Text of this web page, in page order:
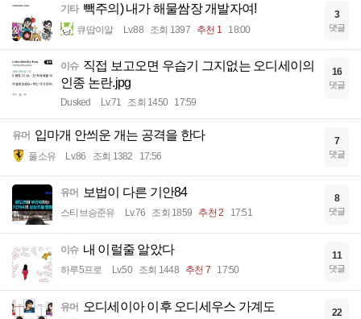
기타 빽주의) 내가 해물쌈장 개발자여!
큐땁이알 Lv.88 조회 1397 추천 1 18:00
3
댓글
이슈 직접 보고오면 우습기 그지없는 오디세이의
인종 논란.jpg
Dusked Lv.71 조회 1450 17:59
16
댓글
유머 입마개 안씌운 개는 공격을 한다
풀소유 Lv.86 조회 1382 17:56
7
댓글
유머 보법이 다른 기안84
스티브승준유 Lv.76 조회 1859 추천 2 17:51
8
댓글
이슈 내 이럴줄 알았다
하루5프로 Lv.50 조회 1448 추천 7 17:50
11
댓글
유머 오디세이아 이후 오디세우스 가계도 22